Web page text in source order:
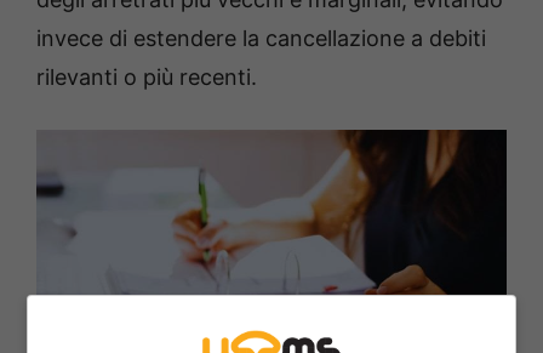
invece di estendere la cancellazione a debiti
rilevanti o più recenti.